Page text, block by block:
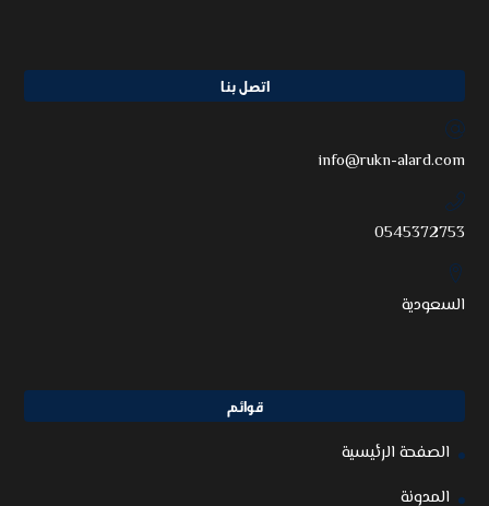
اتصل بنا
info@rukn-alard.com
0545372753
السعودية
قوائم
الصفحة الرئيسية
المدونة